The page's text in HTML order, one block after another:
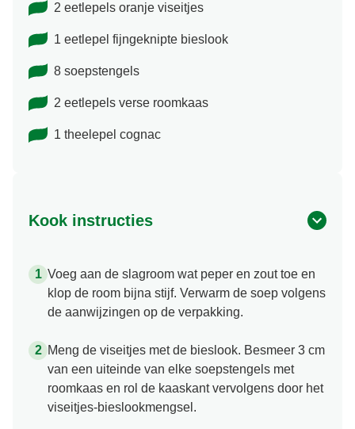
2 eetlepels oranje viseitjes
1 eetlepel fijngeknipte bieslook
8 soepstengels
2 eetlepels verse roomkaas
1 theelepel cognac
Kook instructies
Voeg aan de slagroom wat peper en zout toe en
klop de room bijna stijf. Verwarm de soep volgens
de aanwijzingen op de verpakking.
Meng de viseitjes met de bieslook. Besmeer 3 cm
van een uiteinde van elke soepstengels met
roomkaas en rol de kaaskant vervolgens door het
viseitjes-bieslookmengsel.